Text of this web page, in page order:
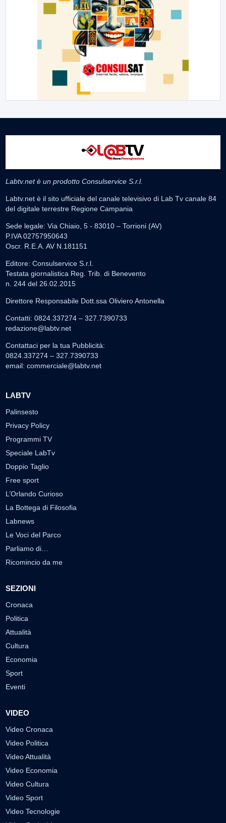
Labtv.net è un prodotto Consulservice S.r.l.
Labtv.net è il sito ufficiale del canale televisivo di Lab Tv canale 84
del digitale terrestre Regione Campania
Sede legale: Via Chiaio, 5 - 83010 – Torrioni (AV)
P.IVA 02757950643
Oscr. R.E.A. AV N.181151
Editore: Consulservice S.r.l.
Testata giornalistica Reg. Trib. di Benevento
n. 244 del 26.02.2015
Direttore Responsabile Dott.ssa Oliviero Antonella
Contatti: 0824.337274 – 327.7390733
redazione@labtv.net
Contattaci per la tua Pubblicità:
0824.337274 – 327.7390733
email: commerciale@labtv.net
LABTV
Palinsesto
Privacy Policy
Programmi TV
Speciale LabTv
Doppio Taglio
Free sport
L’Orlando Curioso
La Bottega di Filosofia
Labnews
Le Voci del Parco
Parliamo di…
Ricomincio da me
SEZIONI
Cronaca
Politica
Attualità
Cultura
Economia
Sport
Eventi
VIDEO
Video Cronaca
Video Politica
Video Attualità
Video Economia
Video Cultura
Video Sport
Video Tecnologie